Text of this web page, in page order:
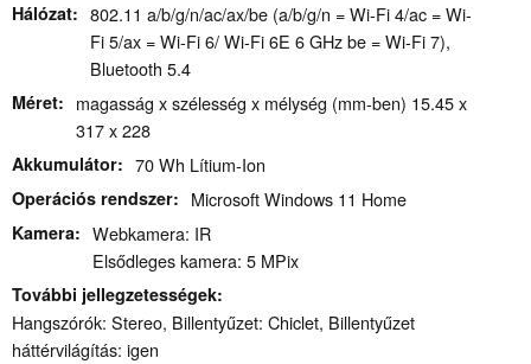
Hálózat
802.11 a/​b/​g/​n/​ac/​ax/​be (a/b/g/n = Wi-Fi 4/ac = Wi-
Fi 5/ax = Wi-Fi 6/ Wi-Fi 6E 6 GHz be = Wi-Fi 7),
Bluetooth 5.4
Méret
magasság x szélesség x mélység (mm-ben) 15.45 x
317 x 228
Akkumulátor 70 Wh Lítium-Ion
Operációs rendszer Microsoft Windows 11 Home
Kamera
Webkamera: IR
Elsődleges kamera: 5 MPix
További jellegzetességek
Hangszórók: Stereo, Billentyűzet: Chiclet, Billentyűzet
háttérvilágítás: igen